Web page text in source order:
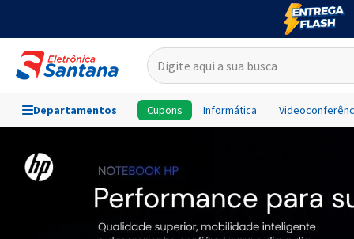
Departamentos Cupons Informática